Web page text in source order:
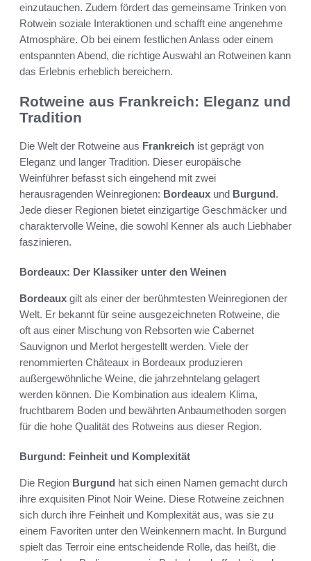
einzutauchen. Zudem fördert das gemeinsame Trinken von
Rotwein soziale Interaktionen und schafft eine angenehme
Atmosphäre. Ob bei einem festlichen Anlass oder einem
entspannten Abend, die richtige Auswahl an Rotweinen kann
das Erlebnis erheblich bereichern.
Rotweine aus Frankreich: Eleganz und
Tradition
Die Welt der Rotweine aus Frankreich ist geprägt von
Eleganz und langer Tradition. Dieser europäische
Weinführer befasst sich eingehend mit zwei
herausragenden Weinregionen: Bordeaux und Burgund.
Jede dieser Regionen bietet einzigartige Geschmäcker und
charaktervolle Weine, die sowohl Kenner als auch Liebhaber
faszinieren.
Bordeaux: Der Klassiker unter den Weinen
Bordeaux gilt als einer der berühmtesten Weinregionen der
Welt. Er bekannt für seine ausgezeichneten Rotweine, die
oft aus einer Mischung von Rebsorten wie Cabernet
Sauvignon und Merlot hergestellt werden. Viele der
renommierten Châteaux in Bordeaux produzieren
außergewöhnliche Weine, die jahrzehntelang gelagert
werden können. Die Kombination aus idealem Klima,
fruchtbarem Boden und bewährten Anbaumethoden sorgen
für die hohe Qualität des Rotweins aus dieser Region.
Burgund: Feinheit und Komplexität
Die Region Burgund hat sich einen Namen gemacht durch
ihre exquisiten Pinot Noir Weine. Diese Rotweine zeichnen
sich durch ihre Feinheit und Komplexität aus, was sie zu
einem Favoriten unter den Weinkennern macht. In Burgund
spielt das Terroir eine entscheidende Rolle, das heißt, die